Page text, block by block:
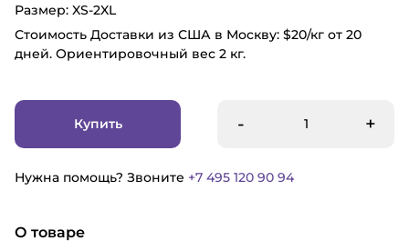
Размер: XS-2XL
Стоимость Доставки из США в Москву: $20/кг от 20
дней. Ориентировочный вес 2 кг.
Купить - +
Нужна помощь? Звоните +7 495 120 90 94
О товаре